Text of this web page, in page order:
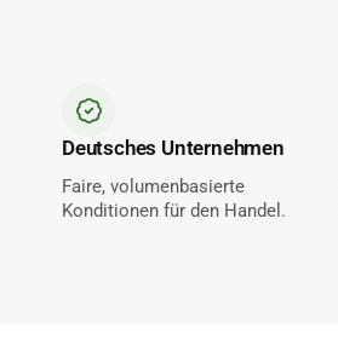
Deutsches Unternehmen
Faire, volumenbasierte
Konditionen für den Handel.